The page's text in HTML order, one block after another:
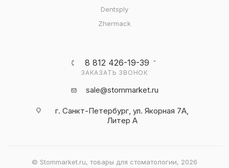
Dentsply
Zhermack
8 812 426-19-39
ЗАКАЗАТЬ ЗВОНОК
sale@stommarket.ru
г. Cанкт-Петербург, ул. Якорная 7А,
Литер А
© Stommarket.ru, товары для стоматологии, 2026